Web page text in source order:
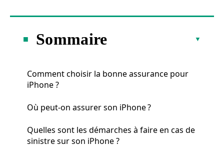
Sommaire
Comment choisir la bonne assurance pour
iPhone ?
Où peut-on assurer son iPhone ?
Quelles sont les démarches à faire en cas de
sinistre sur son iPhone ?